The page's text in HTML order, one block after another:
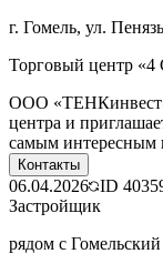
г. Гомель, ул.
Торговый центр
ООО «ТЕНКинвест»
центра и
самым интересным
Контакты
06.04.2026 ID
Застройщик
рядом с